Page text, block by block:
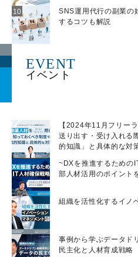
ぞれ営業・販売活動の範囲が異
す。 紹介代理店（取次代理店） 再販代
理店（リセラー） OEM 紹介代理店（取
提供する企業に顧客を紹介する
たすことです。商談や契約は企
は、企業が製造した商材を他の
名で販売します。 報酬体系は成果報酬
が一般的です。販売代理店が扱
サービスが売上につながらない
酬を得ることはできません。た
果を上げた分だけ収入が増加す
努力次第で収入を増やすことも
す。 ただし、フリーランスの個
販売代理店の契約を結ばない企
SNS運用代行の副業の
するコツも解説
EVENT
【2024年11月フリー
送り出す・受け入れる
的知識」と具体的な対
~DXを推進するための
部人材活用のポイント
組織を活性化するイノ
事例から学ぶデータド
民主化と人材育成戦略